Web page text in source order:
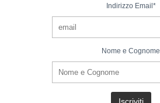
Indirizzo Email*
Nome e Cognome